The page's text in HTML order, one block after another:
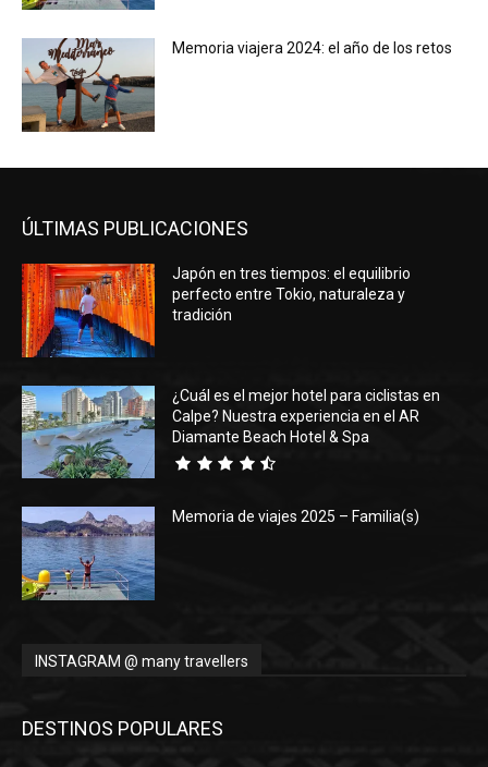
Memoria viajera 2024: el año de los retos
ÚLTIMAS PUBLICACIONES
Japón en tres tiempos: el equilibrio
perfecto entre Tokio, naturaleza y
tradición
¿Cuál es el mejor hotel para ciclistas en
Calpe? Nuestra experiencia en el AR
Diamante Beach Hotel & Spa
Memoria de viajes 2025 – Familia(s)
INSTAGRAM @ many travellers
DESTINOS POPULARES